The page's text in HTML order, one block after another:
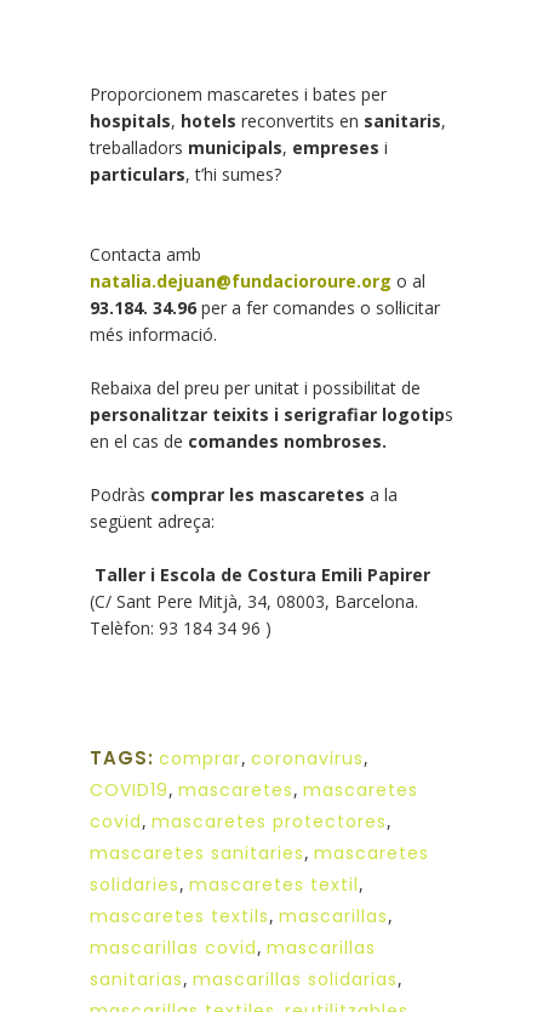
Proporcionem mascaretes i bates per
hospitals, hotels reconvertits en sanitaris,
treballadors municipals, empreses i
particulars, t’hi sumes?
Contacta amb
natalia.dejuan@fundacioroure.org o al
93.184. 34.96 per a fer comandes o sol·licitar
més informació.
Rebaixa del preu per unitat i possibilitat de
personalitzar teixits i serigrafiar logotips
en el cas de comandes nombroses.
Podràs comprar les mascaretes a la
següent adreça:
Taller i Escola de Costura Emili Papirer
(C/ Sant Pere Mitjà, 34, 08003, Barcelona.
Telèfon: 93 184 34 96 )
TAGS: comprar, coronavirus,
COVID19, mascaretes, mascaretes
covid, mascaretes protectores,
mascaretes sanitaries, mascaretes
solidaries, mascaretes textil,
mascaretes textils, mascarillas,
mascarillas covid, mascarillas
sanitarias, mascarillas solidarias,